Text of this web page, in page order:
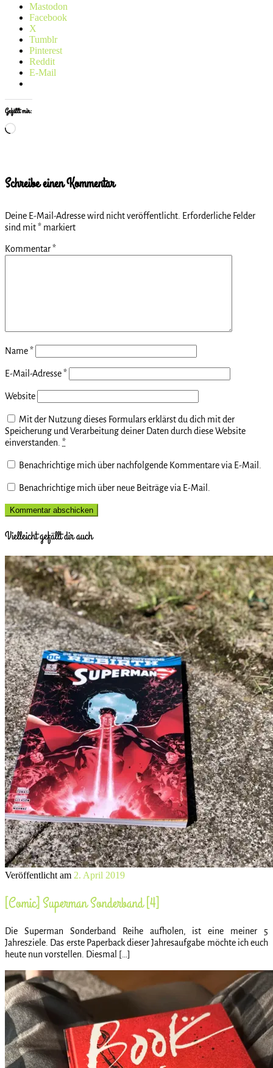
Mastodon
Facebook
X
Tumblr
Pinterest
Reddit
E-Mail
Gefällt mir:
Wird
Schreibe einen Kommentar
Deine E-Mail-Adresse wird nicht veröffentlicht. Erforderliche Felder
sind mit* markiert
Kommentar*
Name*
E-Mail-Adresse*
Website
Mit der Nutzung dieses Formulars erklärst du dich mit der
Speicherung und Verarbeitung deiner Daten durch diese Website
einverstanden. *
Benachrichtige mich über nachfolgende Kommentare via E-Mail.
Benachrichtige mich über neue Beiträge via E-Mail.
Vielleicht gefällt dir auch
Veröffentlicht am 2. April 2019
[Comic] Superman Sonderband [4]
Die Superman Sonderband Reihe aufholen, ist eine meiner 5
Jahresziele. Das erste Paperback dieser Jahresaufgabe möchte ich euch
heute nun vorstellen. Diesmal […]